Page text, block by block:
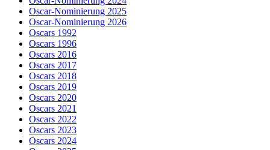
Oscar-Nominierung 2025
Oscar-Nominierung 2026
Oscars 1992
Oscars 1996
Oscars 2016
Oscars 2017
Oscars 2018
Oscars 2019
Oscars 2020
Oscars 2021
Oscars 2022
Oscars 2023
Oscars 2024